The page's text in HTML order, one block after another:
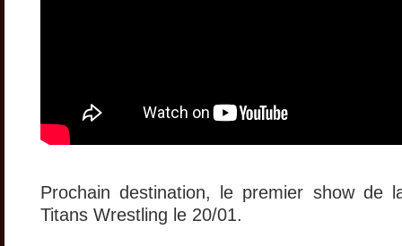
Prochain destination, le premier show de
Titans Wrestling le 20/01.